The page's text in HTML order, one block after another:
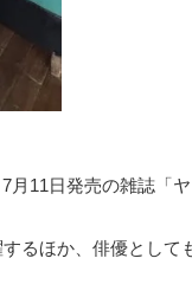
月11日発売の雑誌「
るほか、俳優として